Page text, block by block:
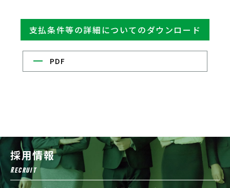
支払条件等の詳細についてのダウンロード
PDF
採用情報
Recruit